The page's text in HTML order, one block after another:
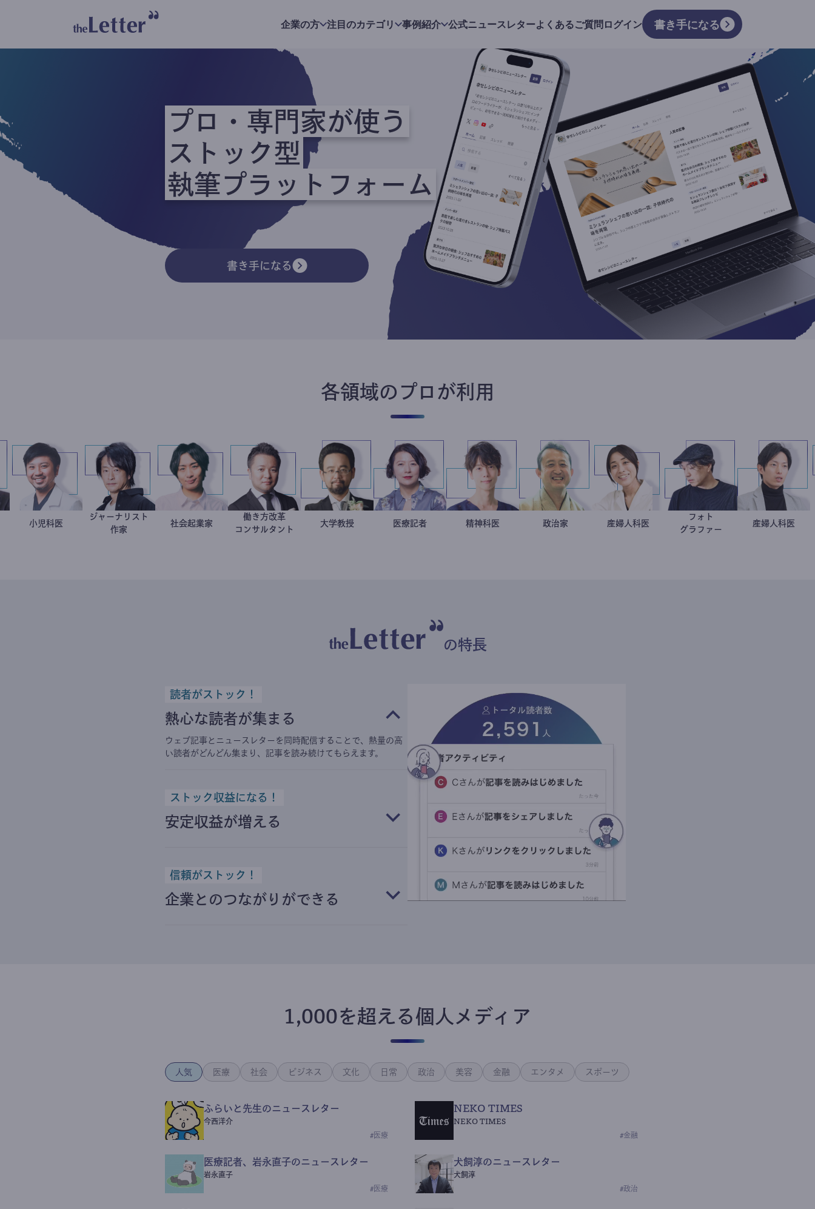
企業の方 注目のカテゴリ 事例紹介 公式ニュースレターよくあるご質問ログイン 書き手になる
プロ・専門家が使う
ストック型
執筆プラットフォーム
書き手になる
各領域のプロが利用
今西洋介
小児科医 鈴木エイト
ジャーナリスト
駒崎弘樹
社会起業家
働き方改革
コンサルタント
金谷一朗
大学教授 岩永直子
医療記者 藤野智哉
精神科医 稲葉可奈子
産婦人科医
グラファー
重見大
産婦人
の特長
読者がストック！
熱心な読者が集まる
ウェブ記事とニュースレターを同時配信することで、熱量の高
い読者がどんどん集まり、記事を読み続けてもらえます。
ストック収益になる！
安定収益が増える
信頼がストック！
企業とのつながりができる
1,000を超える個人メディア
人気 医療 社会 ビジネス 文化 日常 政治 美容 金融 エンタメ スポーツ
ふらいと先生のニュースレター
今西洋介
# 医療
NEKO TIMES
NEKO TIMES
#金融
医療記者、岩永直子のニュースレター
岩永直子
# 医療
犬飼淳のニュースレター
犬飼淳
#政治